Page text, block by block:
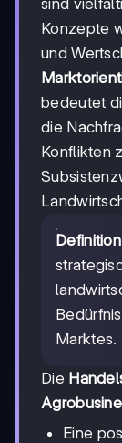
Konzepte
und
bedeutet
die
Konflikten
Definition
Marktes.
Die
Eine